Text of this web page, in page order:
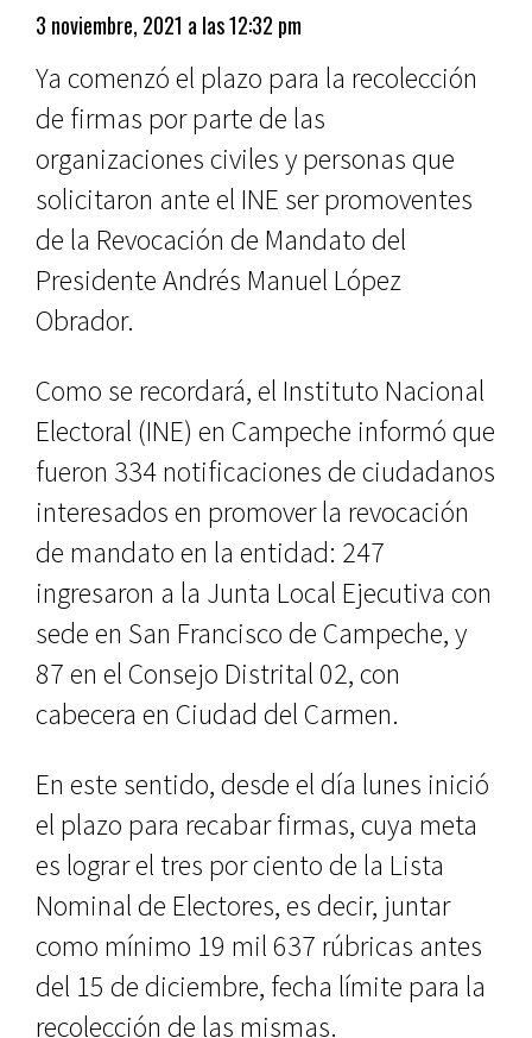
3 noviembre, 2021 a las 12:32 pm
Ya comenzó el plazo para la recolección
de firmas por parte de las
organizaciones civiles y personas que
solicitaron ante el INE ser promoventes
de la Revocación de Mandato del
Presidente Andrés Manuel López
Obrador.
Como se recordará, el Instituto Nacional
Electoral (INE) en Campeche informó que
fueron 334 notificaciones de ciudadanos
interesados en promover la revocación
de mandato en la entidad: 247
ingresaron a la Junta Local Ejecutiva con
sede en San Francisco de Campeche, y
87 en el Consejo Distrital 02, con
cabecera en Ciudad del Carmen.
En este sentido, desde el día lunes inició
el plazo para recabar firmas, cuya meta
es lograr el tres por ciento de la Lista
Nominal de Electores, es decir, juntar
como mínimo 19 mil 637 rúbricas antes
del 15 de diciembre, fecha límite para la
recolección de las mismas.